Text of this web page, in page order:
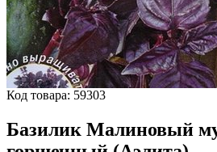
Код товара: 59303
Базилик Малиновый